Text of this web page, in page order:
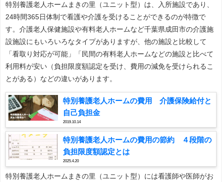
特別養護老人ホームまきの里（ユニット型）は、入所施設であり、
24時間365日体制で看護や介護を受けることができるのが特徴で
す。介護老人保健施設や有料老人ホームなど千葉県成田市の介護施
設施設にもいろいろなタイプがありますが、他の施設と比較して
「看取り対応が可能」「民間の有料老人ホームなどの施設と比べて
利用料が安い（負担限度額認定を受け、費用の減免を受けられるこ
とがある）などの違いがあります。
特別養護老人ホームの費用 介護保険給付と
自己負担金
2019.10.14
特別養護老人ホームの費用の節約 ４段階の
負担限度額認定とは
2025.4.20
特別養護老人ホームまきの里（ユニット型）には看護師や医師がお